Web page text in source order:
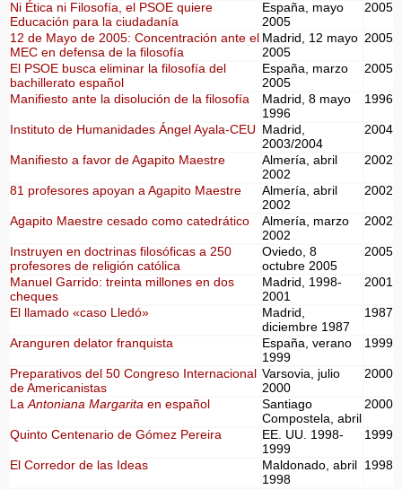
Ni Ética ni Filosofía, el PSOE quiere
Educación para la ciudadanía
España, mayo
2005
2005
12 de Mayo de 2005: Concentración ante el
MEC en defensa de la filosofía
Madrid, 12 mayo
2005
2005
El PSOE busca eliminar la filosofía del
bachillerato español
España, marzo
2005
2005
Manifiesto ante la disolución de la filosofía
Madrid, 8 mayo
1996
1996
Instituto de Humanidades Ángel Ayala-CEU
Madrid,
2003/2004
2004
Manifiesto a favor de Agapito Maestre
Almería, abril
2002
2002
81 profesores apoyan a Agapito Maestre
Almería, abril
2002
2002
Agapito Maestre cesado como catedrático
Almería, marzo
2002
2002
Instruyen en doctrinas filosóficas a 250
profesores de religión católica
Oviedo, 8
octubre 2005
2005
Manuel Garrido: treinta millones en dos
cheques
Madrid, 1998-
2001
2001
El llamado «caso Lledó»
Madrid,
diciembre 1987
1987
Aranguren delator franquista
España, verano
1999
1999
Preparativos del 50 Congreso Internacional
de Americanistas
Varsovia, julio
2000
2000
LaAntoniana Margaritaen español
Santiago
Compostela, abril
2000
Quinto Centenario de Gómez Pereira
EE. UU. 1998-
1999
1999
El Corredor de las Ideas
Maldonado, abril
1998
1998